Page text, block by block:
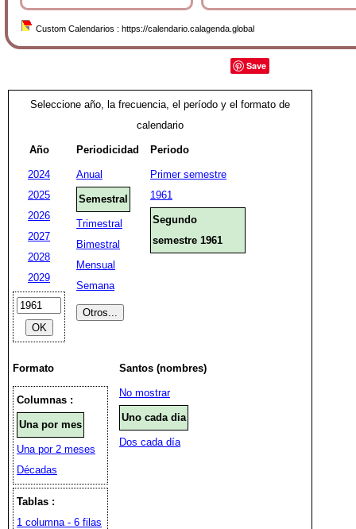
Custom Calendarios : https://calendario.calagenda.global
Save
Seleccione año, la frecuencia, el período y el formato de
calendario
Año
2024
2025
2026
2027
2028
2029
Periodicidad
Anual
Semestral
Trimestral
Bimestral
Mensual
Semana
Periodo
Primer semestre
1961
Segundo
semestre 1961
Formato
Columnas :
Una por mes
Una por 2 meses
Décadas
Tablas :
1 columna - 6 filas
Santos (nombres)
No mostrar
Uno cada dia
Dos cada día